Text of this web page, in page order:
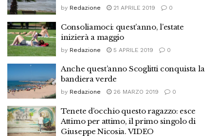
by Redazione 21 APRILE 2019 0
Consoliamoci: quest’anno, l’estate
inizierà a maggio
by Redazione 5 APRILE 2019 0
Anche quest’anno Scoglitti conquista la
bandiera verde
by Redazione 26 MARZO 2019 0
Tenete d’occhio questo ragazzo: esce
Attimo per attimo, il primo singolo di
Giuseppe Nicosia. VIDEO